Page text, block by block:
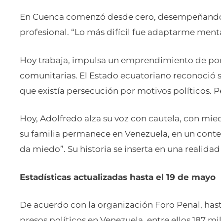
En Cuenca comenzó desde cero,
profesional. “Lo más difícil fue adaptarme
Hoy trabaja, impulsa un emprendimiento de
comunitarias. El Estado ecuatoriano
que existía persecución por motivos políticos.
Hoy, Adolfredo alza su voz con cautela, con
su familia permanece en Venezuela, en un
da miedo”. Su historia se inserta en una
Estadísticas actualizadas hasta el 19 de mayo
De acuerdo con la organización Foro Penal,